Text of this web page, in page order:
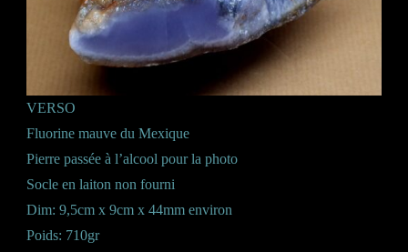
VERSO
Fluorine mauve du Mexique
Pierre passée à l’alcool pour la photo
Socle en laiton non fourni
Dim: 9,5cm x 9cm x 44mm environ
Poids: 710gr